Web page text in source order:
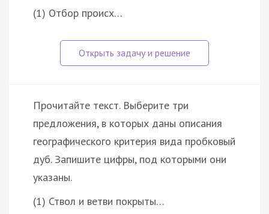
(1) Отбор происх…
Прочитайте текст. Выберите три
предложения, в которых даны описания
географического критерия вида пробковый
дуб. Запишите цифры, под которыми они
указаны.
(1) Ствол и ветви покрыты…